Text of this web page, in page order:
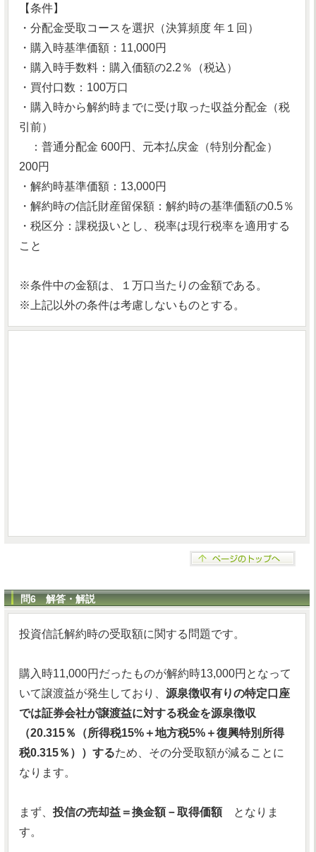
【条件】
・分配金受取コースを選択（決算頻度 年１回）
・購入時基準価額：11,000円
・購入時手数料：購入価額の2.2％（税込）
・買付口数：100万口
・購入時から解約時までに受け取った収益分配金（税
引前）
：普通分配金 600円、元本払戻金（特別分配金）
200円
・解約時基準価額：13,000円
・解約時の信託財産留保額：解約時の基準価額の0.5％
・税区分：課税扱いとし、税率は現行税率を適用する
こと
※条件中の金額は、１万口当たりの金額である。
※上記以外の条件は考慮しないものとする。
問6 解答・解説
投資信託解約時の受取額に関する問題です。
購入時11,000円だったものが解約時13,000円となって
いて譲渡益が発生しており、 源泉徴収有りの特定口座
では証券会社が譲渡益に対する税金を源泉徴収
（20.315％（所得税15%＋地方税5%＋復興特別所得
税0.315％））するため、その分受取額が減ることに
なります。
まず、 投信の売却益＝換金額－取得価額となりま
す。